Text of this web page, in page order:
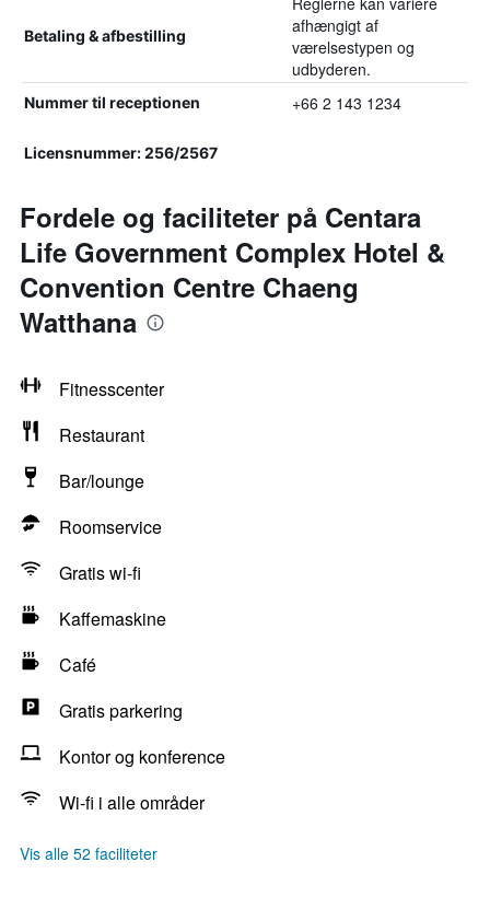
Betaling & afbestilling
afhængigt af
værelsestypen og
udbyderen.
Nummer til receptionen +66 2 143 1234
Licensnummer: 256/2567
Fordele og faciliteter på Centara
Life Government Complex Hotel &
Convention Centre Chaeng
Watthana
Fitnesscenter
Restaurant
Bar/lounge
Roomservice
Gratis wi-fi
Kaffemaskine
Café
Gratis parkering
Kontor og konference
Wi-fi i alle områder
Vis alle 52 faciliteter